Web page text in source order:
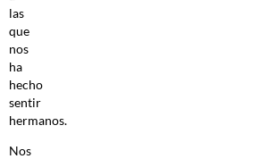
las
que
nos
ha
hecho
sentir
hermanos.
Nos